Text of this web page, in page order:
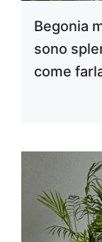
Begonia
sono
come